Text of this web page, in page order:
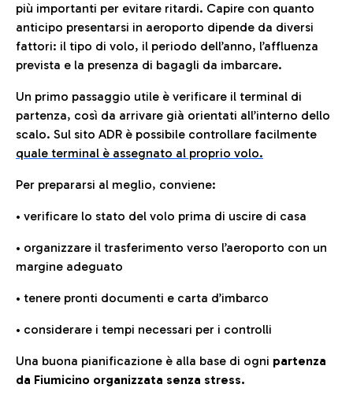
più importanti per evitare ritardi. Capire con quanto
anticipo presentarsi in aeroporto dipende da diversi
fattori: il tipo di volo, il periodo dell’anno, l’affluenza
prevista e la presenza di bagagli da imbarcare.
Un primo passaggio utile è verificare il terminal di
partenza, così da arrivare già orientati all’interno dello
scalo. Sul sito ADR è possibile controllare facilmente
quale terminal è assegnato al proprio volo.
Per prepararsi al meglio, conviene:
• verificare lo stato del volo prima di uscire di casa
• organizzare il trasferimento verso l’aeroporto con un
margine adeguato
• tenere pronti documenti e carta d’imbarco
• considerare i tempi necessari per i controlli
Una buona pianificazione è alla base di ogni partenza
da Fiumicino organizzata senza stress.